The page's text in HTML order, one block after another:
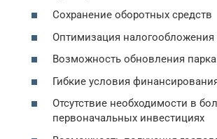
Сохранение оборотных средств
Оптимизация налогообложения
Возможность обновления парка
Гибкие условия
Отсутствие необходимости в
первоначальных инвестициях